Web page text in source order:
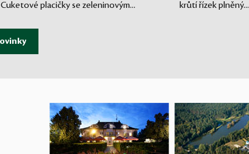
Cuketové placičky se zeleninovým...
krůtí řízek plněný...